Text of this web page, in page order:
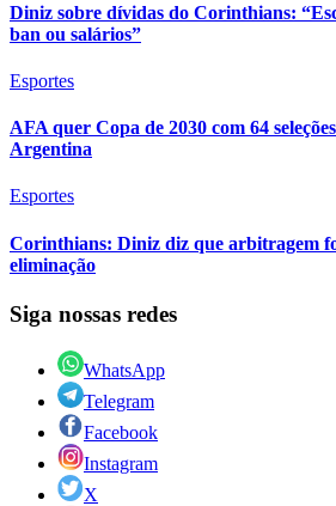
Diniz sobre dívidas do Corinthians:
ban ou salários”
Esportes
AFA quer Copa de 2030 com 64
Argentina
Esportes
Corinthians: Diniz diz que arbitragem
eliminação
Siga nossas redes
WhatsApp
Telegram
Facebook
Instagram
X